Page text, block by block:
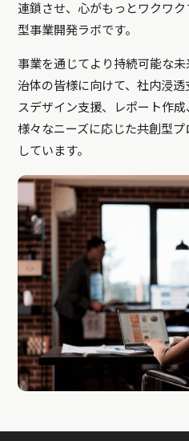
連鎖させ、心がもっとワクワ
型事業開発ラボです。
事業を通じてより持続可能な
治体の皆様に向けて、社内浸
スデザイン支援、レポート作成
様々なニーズに応じた共創型
しています。